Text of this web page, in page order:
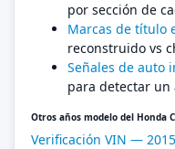
por sección de
Marcas de título
reconstruido vs
Señales de auto
para detectar
Otros años modelo del Honda
Verificación VIN —